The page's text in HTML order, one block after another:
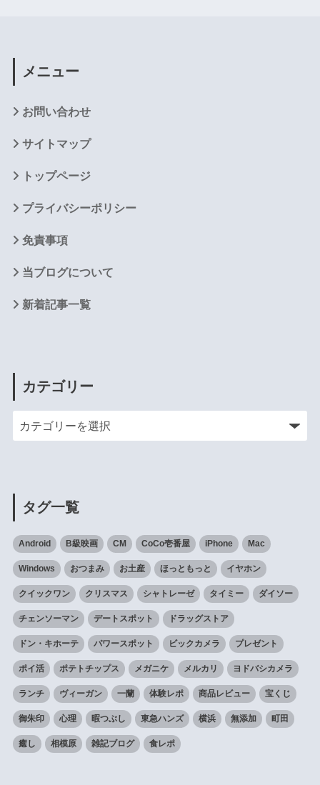
メニュー
お問い合わせ
サイトマップ
トップページ
プライバシーポリシー
免責事項
当ブログについて
新着記事一覧
カテゴリー
タグ一覧
Android B級映画 CM CoCo壱番屋 iPhone Mac
Windows おつまみ お土産 ほっともっと イヤホン
クイックワン クリスマス シャトレーゼ タイミー ダイソー
チェンソーマン デートスポット ドラッグストア
ドン・キホーテ パワースポット ビックカメラ プレゼント
ポイ活 ポテトチップス メガニケ メルカリ ヨドバシカメラ
ランチ ヴィーガン 一蘭 体験レポ 商品レビュー 宝くじ
御朱印 心理 暇つぶし 東急ハンズ 横浜 無添加 町田
癒し 相模原 雑記ブログ 食レポ